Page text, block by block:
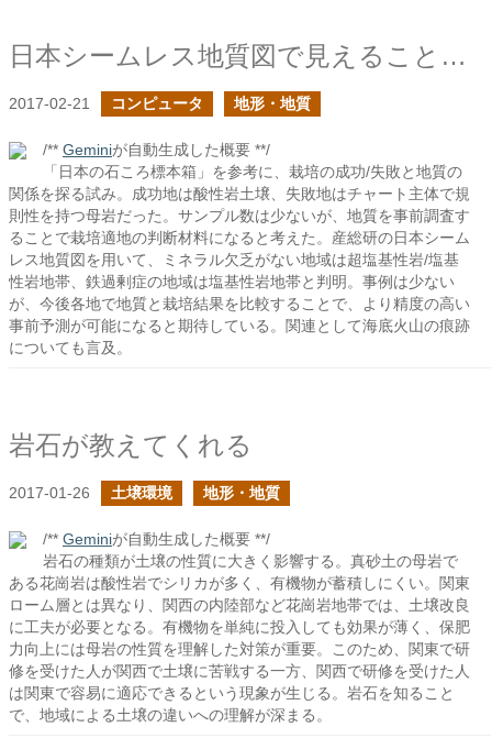
日本シームレス地質図で見えることが増えたはず
2017-02-21 コンピュータ 地形・地質
/** Geminiが自動生成した概要 **/
「日本の石ころ標本箱」を参考に、栽培の成功/失敗と地質の
関係を探る試み。成功地は酸性岩土壌、失敗地はチャート主体で規
則性を持つ母岩だった。サンプル数は少ないが、地質を事前調査す
ることで栽培適地の判断材料になると考えた。産総研の日本シーム
レス地質図を用いて、ミネラル欠乏がない地域は超塩基性岩/塩基
性岩地帯、鉄過剰症の地域は塩基性岩地帯と判明。事例は少ない
が、今後各地で地質と栽培結果を比較することで、より精度の高い
事前予測が可能になると期待している。関連として海底火山の痕跡
についても言及。
岩石が教えてくれる
2017-01-26 土壌環境 地形・地質
/** Geminiが自動生成した概要 **/
岩石の種類が土壌の性質に大きく影響する。真砂土の母岩で
ある花崗岩は酸性岩でシリカが多く、有機物が蓄積しにくい。関東
ローム層とは異なり、関西の内陸部など花崗岩地帯では、土壌改良
に工夫が必要となる。有機物を単純に投入しても効果が薄く、保肥
力向上には母岩の性質を理解した対策が重要。このため、関東で研
修を受けた人が関西で土壌に苦戦する一方、関西で研修を受けた人
は関東で容易に適応できるという現象が生じる。岩石を知ること
で、地域による土壌の違いへの理解が深まる。